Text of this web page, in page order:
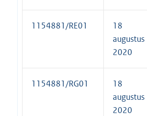
1154881/RE01
18
augustus
2020
1154881/RG01
18
augustus
2020